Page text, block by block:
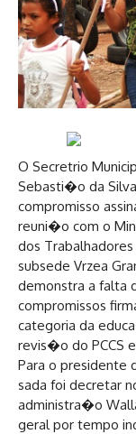
O Secretrio
Sebasti�o da
compromisso
reuni�o com o
dos
subsede Vrzea
demonstra a falta
compromissos
categoria da
revis�o do PCCS
Para o presidente
sada foi decretar
administra�o
geral por tempo